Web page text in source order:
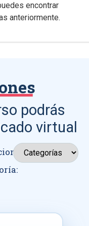
encontrar
anteriormente.
podrás
virtual